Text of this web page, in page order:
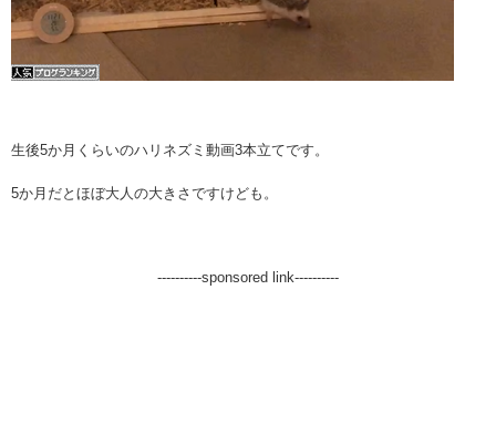
生後5か月くらいのハリネズミ動画3本立てです。
5か月だとほぼ大人の大きさですけども。
----------sponsored link----------